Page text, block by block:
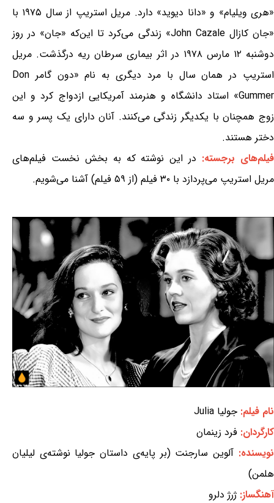
«هری ویلیام» و «دانا دیوید» دارد. مریل استریپ از سال ۱۹۷۵ با
«جان کازال John Cazale» زندگی می‌کرد تا این‌که «جان» در روز
دوشنبه ۱۲ مارس ۱۹۷۸ در اثر بیماری سرطان ریه درگذشت. مریل
استریپ در همان سال با مرد دیگری به نام «دون گامر Don
Gummer» استاد دانشگاه و هنرمند آمریکایی ازدواج کرد و این
زوج همچنان با یکدیگر زندگی می‌کنند. آنان دارای یک پسر و سه
دختر هستند.
فیلم‌های برجسته: در این نوشته که به بخش نخست فیلم‌های
مریل استریپ می‌پردازد با ۳۰ فیلم (از ۵۹ فیلم) آشنا می‌شویم.
نام فیلم: جولیا Julia
کارگردان: فرد زینمان
نویسنده: آلوین سارجنت (بر پایه‌ی داستان جولیا نوشته‌ی لیلیان
هلمن)
آهنگساز: ژرژ دلرو